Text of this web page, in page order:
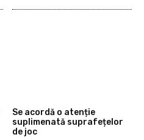
Se acordă o atenție
suplimenată suprafețelor
de joc